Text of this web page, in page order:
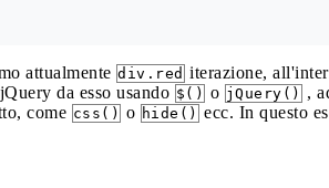
attualmente div.red iterazione,
da esso usando $() o jQuery() ,
come css() o hide() ecc. In questo